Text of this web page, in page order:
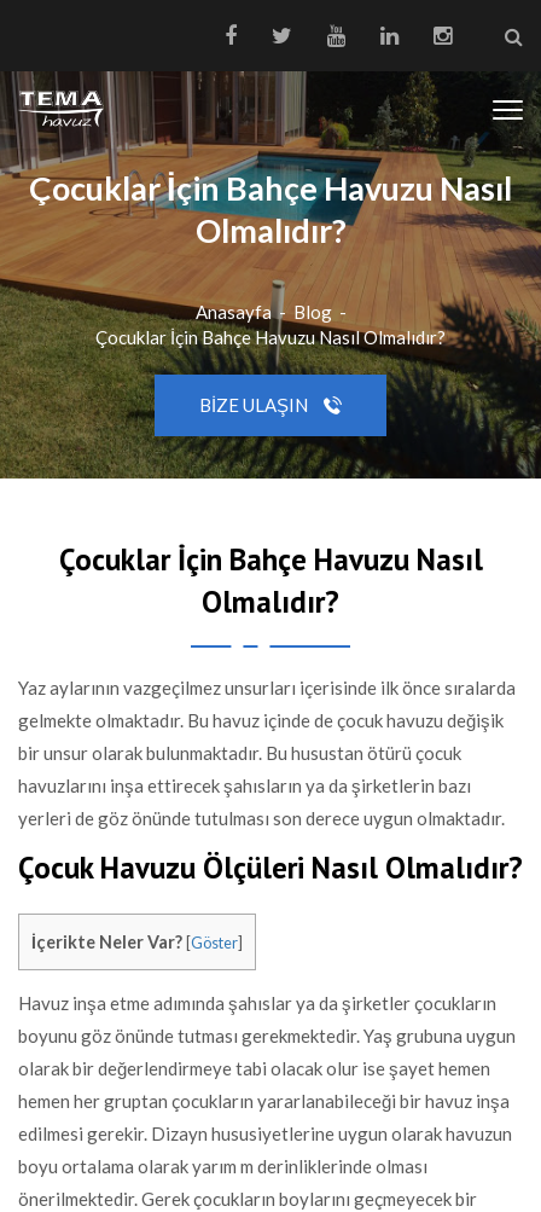
Çocuklar İçin Bahçe Havuzu Nasıl
Olmalıdır?
Anasayfa - Blog -
Çocuklar İçin Bahçe Havuzu Nasıl Olmalıdır?
BIZE ULAŞIN
Çocuklar İçin Bahçe Havuzu Nasıl
Olmalıdır?
Yaz aylarının vazgeçilmez unsurları içerisinde ilk önce sıralarda
gelmekte olmaktadır. Bu havuz içinde de çocuk havuzu değişik
bir unsur olarak bulunmaktadır. Bu husustan ötürü çocuk
havuzlarını inşa ettirecek şahısların ya da şirketlerin bazı
yerleri de göz önünde tutulması son derece uygun olmaktadır.
Çocuk Havuzu Ölçüleri Nasıl Olmalıdır?
İçerikte Neler Var? [Göster]
Havuz inşa etme adımında şahıslar ya da şirketler çocukların
boyunu göz önünde tutması gerekmektedir. Yaş grubuna uygun
olarak bir değerlendirmeye tabi olacak olur ise şayet hemen
hemen her gruptan çocukların yararlanabileceği bir havuz inşa
edilmesi gerekir. Dizayn hususiyetlerine uygun olarak havuzun
boyu ortalama olarak yarım m derinliklerinde olması
önerilmektedir. Gerek çocukların boylarını geçmeyecek bir